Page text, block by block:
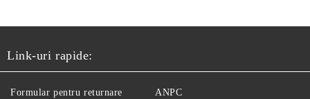
Link-uri rapide:
Formular pentru returnare
ANPC